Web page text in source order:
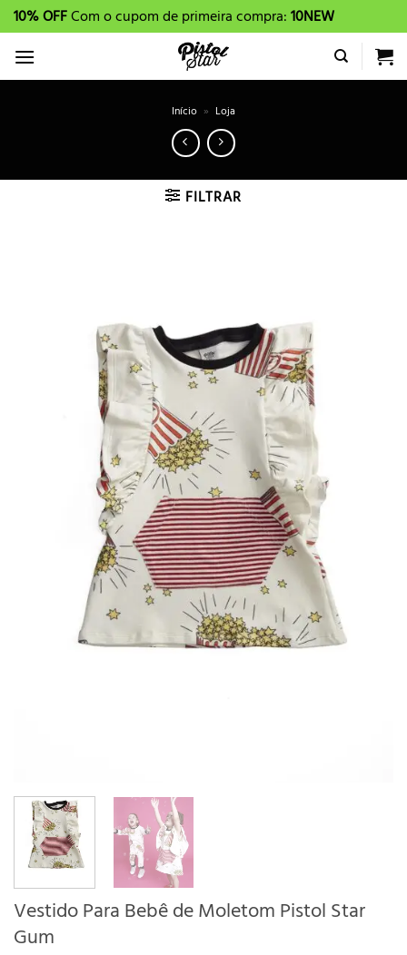
Skip
to
content
10% OFFCom o cupom de primeira compra:10NEW
Início » Loja
FILTRAR
Vestido Para Bebê de Moletom Pistol Star
Gum